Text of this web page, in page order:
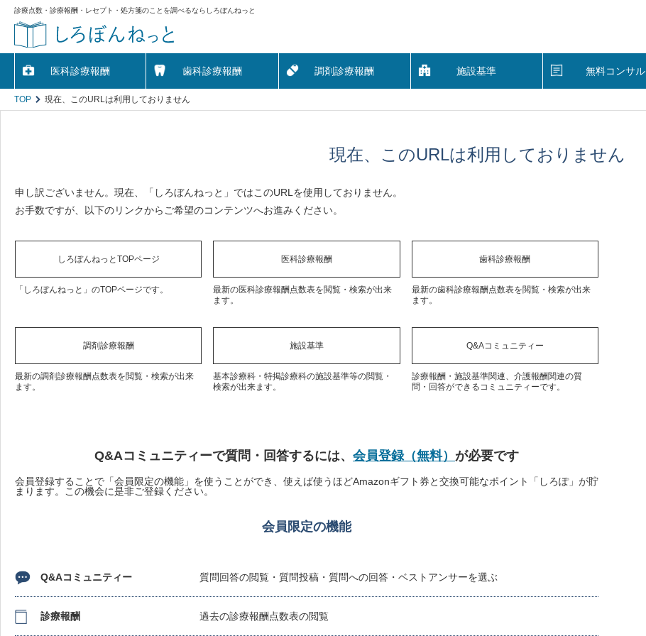
診療点数・診療報酬・レセプト・処方箋のことを調べるならしろぼんねっと
医科診療報酬 歯科診療報酬 調剤診療報酬 施設基準 無料コンサル
TOP 現在、このURLは利用しておりません
現在、このURLは利用しておりません
申し訳ございません。現在、「しろぼんねっと」ではこのURLを使用しておりません。
お手数ですが、以下のリンクからご希望のコンテンツへお進みください。
しろぼんねっとTOPページ
「しろぼんねっと」のTOPページです。
医科診療報酬
最新の医科診療報酬点数表を閲覧・検索が出来
ます。
歯科診療報酬
最新の歯科診療報酬点数表を閲覧・検索が出来
ます。
調剤診療報酬
最新の調剤診療報酬点数表を閲覧・検索が出来
ます。
施設基準
基本診療科・特掲診療科の施設基準等の閲覧・
検索が出来ます。
Q&Aコミュニティー
診療報酬・施設基準関連、介護報酬関連の質
問・回答ができるコミュニティーです。
Q&Aコミュニティーで質問・回答するには、 会員登録（無料） が必要です
会員登録することで「会員限定の機能」を使うことができ、使えば使うほどAmazonギフト券と交換可能なポイント「しろぽ」が貯
まります。この機会に是非ご登録ください。
会員限定の機能
Q&Aコミュニティー 質問回答の閲覧・質問投稿・質問への回答・ベストアンサーを選ぶ
診療報酬 過去の診療報酬点数表の閲覧